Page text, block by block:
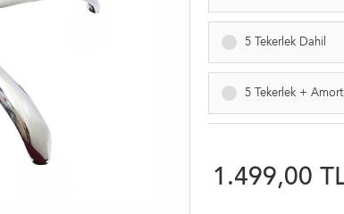
5 Tekerlek Dahil
5 Tekerlek +
1.499,00